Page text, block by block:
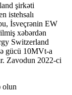
şirkəti
istehsalı
İsveçrənin EW
xəbərdən
Switzerland
gücü 10MVt-a
Zavodun 2022-ci
olun